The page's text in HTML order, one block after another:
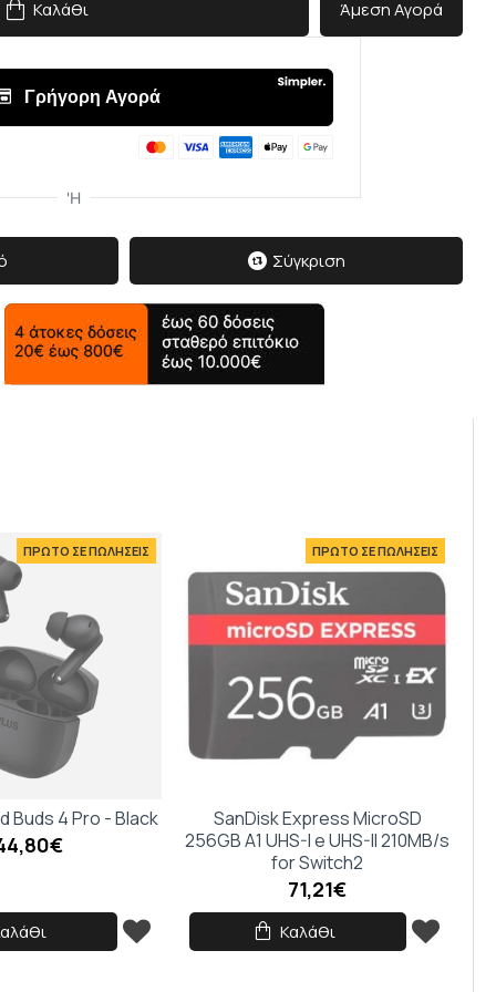
Καλάθι Άμεση Αγορά
Σύγκριση
ΠΡΩΤΟ ΣΕ ΠΩΛΗΣΕΙΣ
Buds 4 Pro - Black
ΠΡΩΤΟ ΣΕ ΠΩΛΗΣΕΙΣ
SanDisk Express MicroSD
256GB A1 UHS-I e UHS-II 210MB/s
for Switch2
71,21€
Καλάθι